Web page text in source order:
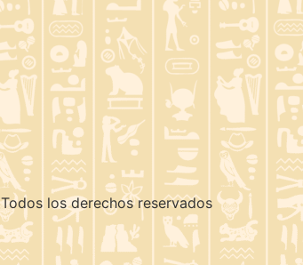
Todos los derechos reservados